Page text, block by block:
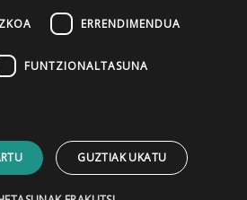
HARREMANETARAKO
ERRENDIMENDUA
FUNTZIONALTASUNA
GUZTIAK UKATU